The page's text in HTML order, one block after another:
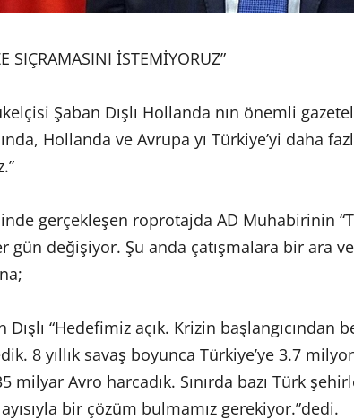
SIÇRAMASINI İSTEMİYORUZ”
Şaban Dışlı Hollanda nın önemli
Hollanda ve Avrupa yı Türkiye’yi daha
gerçekleşen roprotajda AD Muhabirinin
gün değişiyor. Şu anda çatışmalara bir ara
Dışlı “Hedefimiz açık. Krizin
8 yıllık savaş boyunca Türkiye’ye 3.7
milyar Avro harcadık. Sınırda bazı Türk
bir çözüm bulmamız gerekiyor.”dedi.